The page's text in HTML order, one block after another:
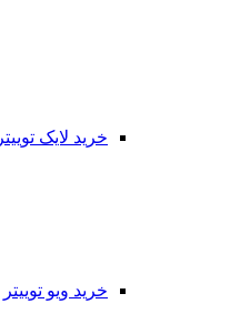
خرید لایک توییتر
خرید ویو توییتر